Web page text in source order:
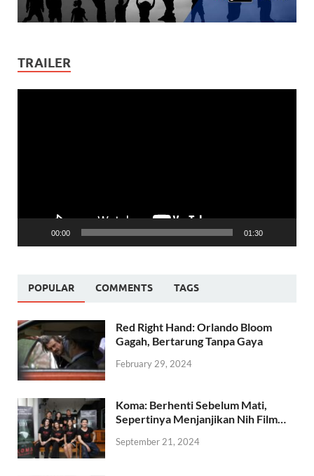
TRAILER
00:00 01:30
POPULAR COMMENTS TAGS
Red Right Hand: Orlando Bloom
Gagah, Bertarung Tanpa Gaya
February 29, 2024
Koma: Berhenti Sebelum Mati,
Sepertinya Menjanjikan Nih Film…
September 21, 2024